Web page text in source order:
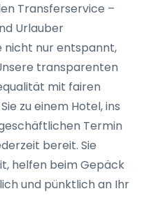
Transferservice –
Urlauber
nicht nur entspannt,
transparenten
mit fairen
zu einem Hotel, ins
Termin
bereit. Sie
helfen beim Gepäck
und pünktlich an Ihr